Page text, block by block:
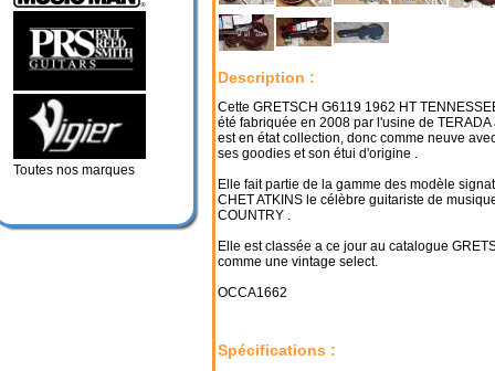
Description :
Cette GRETSCH G6119 1962 HT
été fabriquée en 2008 par l'usine de TERADA
est en état collection, donc comme neuve
ses goodies et son étui d'origine .
Elle fait partie de la gamme des modèle
CHET ATKINS le célèbre guitariste de
COUNTRY .
Elle est classée a ce jour au catalogue
comme une vintage select.
OCCA1662
Spécifications :
Toutes nos marques